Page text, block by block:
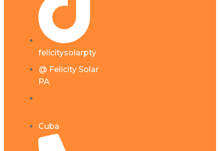
felicitysolarpty
@ Felicity Solar
PA
Cuba